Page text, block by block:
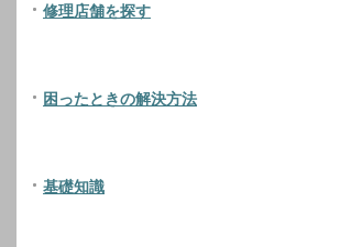
修理店舗を探す
困ったときの解決方法
基礎知識